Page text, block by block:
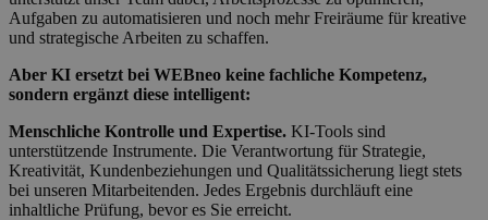
Aufgaben zu automatisieren und noch mehr Freiräume für kreative
und strategische Arbeiten zu schaffen.
Aber KI ersetzt bei WEBneo keine fachliche Kompetenz,
sondern ergänzt diese intelligent:
Menschliche Kontrolle und Expertise. KI-Tools sind
unterstützende Instrumente. Die Verantwortung für Strategie,
Kreativität, Kundenbeziehungen und Qualitätssicherung liegt stets
bei unseren Mitarbeitenden. Jedes Ergebnis durchläuft eine
inhaltliche Prüfung, bevor es Sie erreicht.